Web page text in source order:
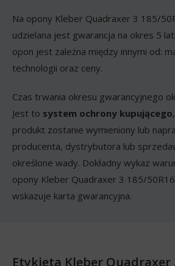
Na opony Kleber Quadraxer 3 185/
udzielana jest gwarancja na okres 5 lat
opon jest zależna między innymi od:
technologii oraz ceny.
Czas trwania okresu gwarancyjnego
Jest to system ochrony kupującego
produkt zostanie wymieniony lub
producenta, dystrybutora lub
określone wady. Dokładny wykaz
opony Kleber Quadraxer 3 185/
wskazuje karta gwarancyjna.
Etykieta Kleber Quadraxer